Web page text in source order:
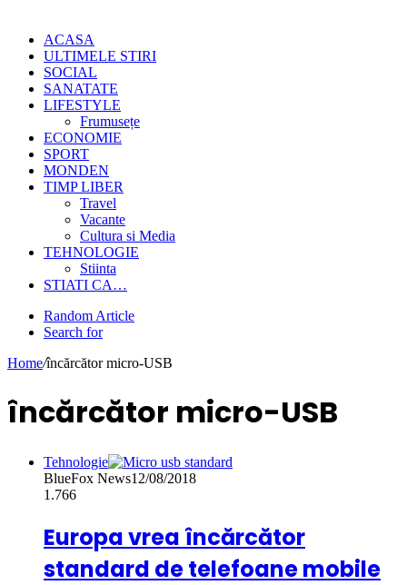
ACASA
ULTIMELE STIRI
SOCIAL
SANATATE
LIFESTYLE
Frumusețe
ECONOMIE
SPORT
MONDEN
TIMP LIBER
Travel
Vacante
Cultura si Media
TEHNOLOGIE
Stiinta
STIATI CA…
Random Article
Search for
Home/încărcător micro-USB
încărcător micro-USB
Tehnologie
BlueFox News12/08/2018
1.766
Europa vrea încărcător
standard de telefoane mobile